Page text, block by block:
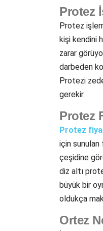
Protez
Protez
kişi kendini
zarar
darbeden
Protezi
gerekir.
Protez
Protez
için
çeşidine
diz altı
büyük bir
oldukça
Ortez